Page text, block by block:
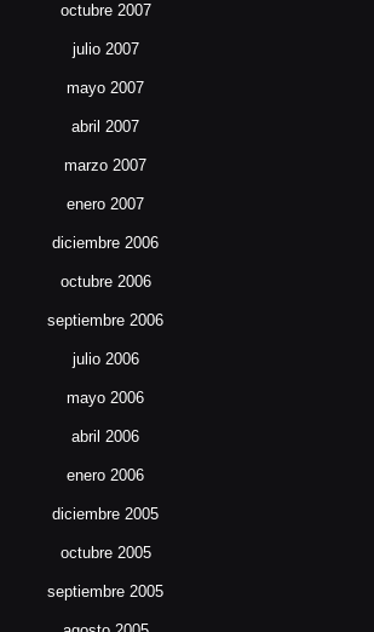
octubre 2007
julio 2007
mayo 2007
abril 2007
marzo 2007
enero 2007
diciembre 2006
octubre 2006
septiembre 2006
julio 2006
mayo 2006
abril 2006
enero 2006
diciembre 2005
octubre 2005
septiembre 2005